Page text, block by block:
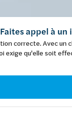
appel à
correcte. Avec
exige qu'elle soit